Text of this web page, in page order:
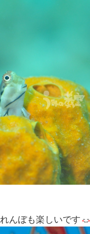
んぼも楽しいです